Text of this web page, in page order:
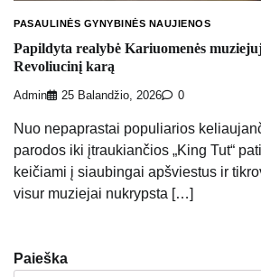
PASAULINĖS GYNYBINĖS NAUJIENOS
Papildyta realybė Kariuomenės
Revoliucinį karą
Admin 25 Balandžio, 2026 0
Nuo nepaprastai populiarios
parodos iki įtraukiančios „King Tut“
keičiami į siaubingai apšviestus ir
visur muziejai nukrypsta […]
Paieška